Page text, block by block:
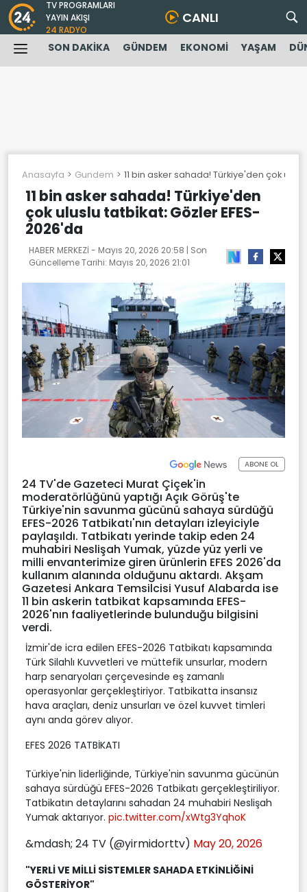
TV PROGRAMLARI
YAYIN AKIŞI
24 RADYO
CANLI
SON DAKİKA GÜNDEM EKONOMİ YAŞAM
Anasayfa Gundem 11 bin asker sahada! Türkiye'den çok
11 bin asker sahada! Türkiye'den
çok uluslu tatbikat: Gözler EFES-
2026'da
HABER MERKEZİ - Mayıs 20, 2026 20:58 | Son
Güncelleme Tarihi: Mayıs 20, 2026 21:01
ABONE OL
24 TV'de Gazeteci Murat Çiçek'in
moderatörlüğünü yaptığı Açık Görüş'te
Türkiye'nin savunma gücünü sahaya sürdüğü
EFES-2026 Tatbikatı'nın detayları izleyiciyle
paylaşıldı. Tatbikatı yerinde takip eden 24
muhabiri Neslişah Yumak, yüzde yüz yerli ve
milli envanterimize giren ürünlerin EFES 2026'da
kullanım alanında olduğunu aktardı. Akşam
Gazetesi Ankara Temsilcisi Yusuf Alabarda ise
11 bin askerin tatbikat kapsamında EFES-
2026'nın faaliyetlerinde bulunduğu bilgisini
verdi.
İzmir'de icra edilen EFES-2026 Tatbikatı kapsamında
Türk Silahlı Kuvvetleri ve müttefik unsurlar, modern
harp senaryoları çerçevesinde eş zamanlı
operasyonlar gerçekleştiriyor. Tatbikatta insansız
hava araçları, deniz unsurları ve özel kuvvet timleri
aynı anda görev alıyor.
EFES 2026 TATBİKATI
Türkiye'nin liderliğinde, Türkiye'nin savunma gücünün
sahaya sürdüğü EFES-2026 Tatbikatı gerçekleştiriliyor.
Tatbikatın detaylarını sahadan 24 muhabiri Neslişah
Yumak aktarıyor. pic.twitter.com/xWtg3YqhoK
&mdash; 24 TV (@yirmidorttv) May 20, 2026
"YERLİ VE MİLLİ SİSTEMLER SAHADA ETKİNLİĞİNİ
GÖSTERİYOR"